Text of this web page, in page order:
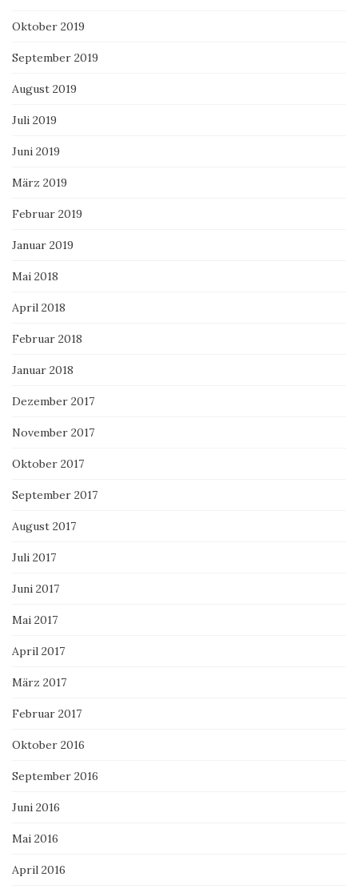
Oktober 2019
September 2019
August 2019
Juli 2019
Juni 2019
März 2019
Februar 2019
Januar 2019
Mai 2018
April 2018
Februar 2018
Januar 2018
Dezember 2017
November 2017
Oktober 2017
September 2017
August 2017
Juli 2017
Juni 2017
Mai 2017
April 2017
März 2017
Februar 2017
Oktober 2016
September 2016
Juni 2016
Mai 2016
April 2016